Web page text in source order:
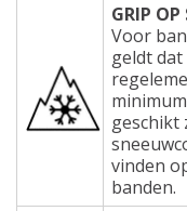
GRIP OP
Voor
geldt dat
geschikt
vinden
banden.